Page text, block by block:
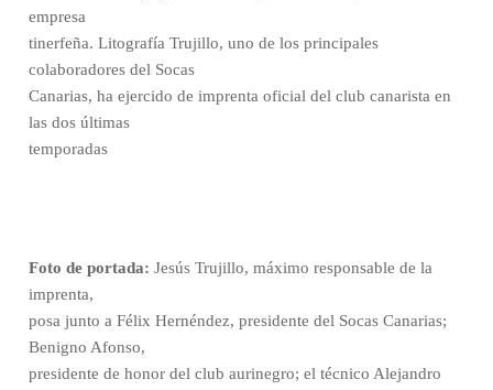
empresa
tinerfeña. Litografía Trujillo, uno de los principales
colaboradores del Socas
Canarias, ha ejercido de imprenta oficial del club canarista en
las dos últimas
temporadas
Foto de portada: Jesús Trujillo, máximo responsable de la
imprenta,
posa junto a Félix Hernéndez, presidente del Socas Canarias;
Benigno Afonso,
presidente de honor del club aurinegro; el técnico Alejandro